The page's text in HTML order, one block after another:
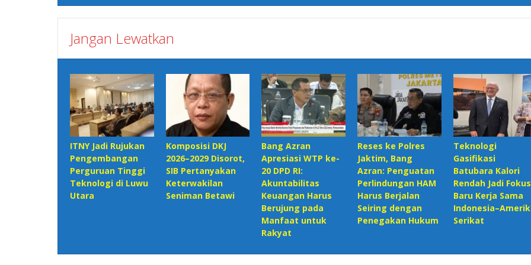
Jangan Lewatkan
ITNY Jadi Rujukan
Pengembangan
Perguruan Tinggi
Teknologi di Luwu
Utara
Komposisi DKJ
2026–2029 Disorot,
SIB Pertanyakan
Keterwakilan
Seniman Betawi
Bang Azran
Apresiasi WTP ke-
20 DPD RI:
Akuntabilitas
Keuangan Harus
Berujung pada
Manfaat untuk
Rakyat
Reses ke Polres
Jaktim, Bang
Azran: Penguatan
Perlindungan HAM
Harus Berjalan
Seiring dengan
Penegakan Hukum
Teknologi
Gasifikasi
Batubara Kalori
Rendah Jadi Fokus
Baru Kerja Sama
Serikat